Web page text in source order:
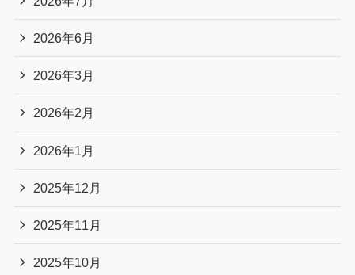
2026年6月
2026年3月
2026年2月
2026年1月
2025年12月
2025年11月
2025年10月